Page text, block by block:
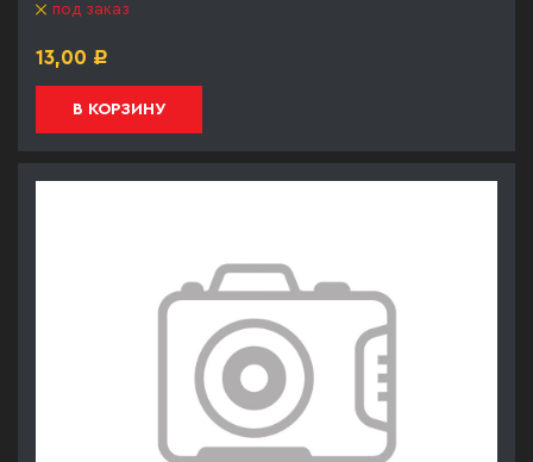
под заказ
13,00 Р
В КОРЗИНУ